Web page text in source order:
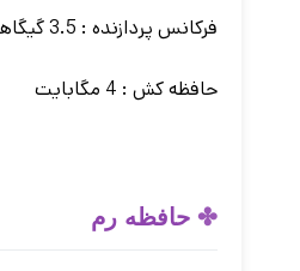
فرکانس پردازنده : 3.5 گیگاهرتز
حافظه کش : 4 مگابایت
✤حافظه رم